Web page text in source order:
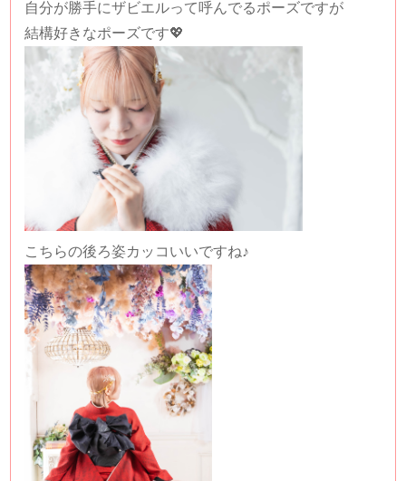
自分が勝手にザビエルって呼んでるポーズですが
結構好きなポーズです💖
こちらの後ろ姿カッコいいですね♪